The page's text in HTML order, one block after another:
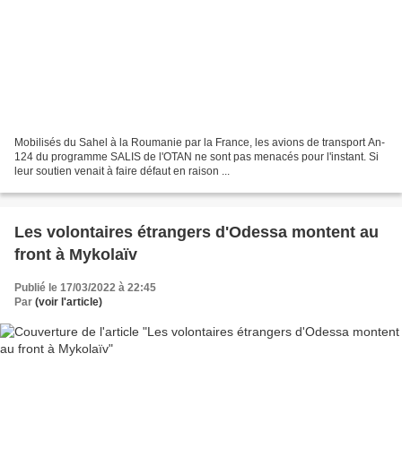
Mobilisés du Sahel à la Roumanie par la France, les avions de transport An-
124 du programme SALIS de l'OTAN ne sont pas menacés pour l'instant. Si
leur soutien venait à faire défaut en raison ...
Les volontaires étrangers d'Odessa montent au
front à Mykolaïv
Publié le 17/03/2022 à 22:45
Par (voir l'article)